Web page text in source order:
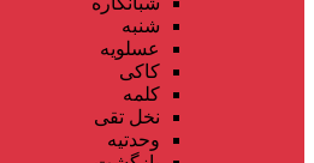
شنبه
عسلویه
کاکی
کلمه
نخل تقی
وحدتیه